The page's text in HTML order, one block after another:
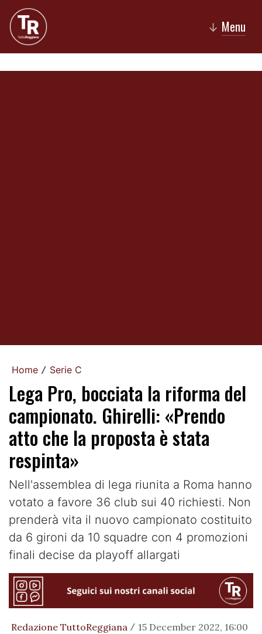
↓ Menu
Home / Serie C
Lega Pro, bocciata la riforma del
campionato. Ghirelli: «Prendo
atto che la proposta è stata
respinta»
Nell'assemblea di lega riunita a Roma hanno
votato a favore 36 club sui 40 richiesti. Non
prenderà vita il nuovo campionato costituito
da 6 gironi da 10 squadre con 4 promozioni
finali decise da playoff allargati
Redazione TuttoReggiana / 15 December 2022, 16:00